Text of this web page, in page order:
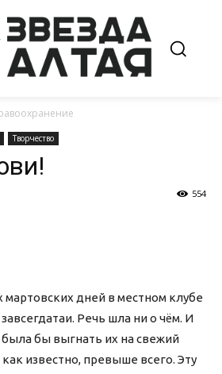
Творчество
554
мартовских дней в местном клубе
Речь шла ни о чём. И
бы выгнать их на свежий
известно, превыше всего. Эту